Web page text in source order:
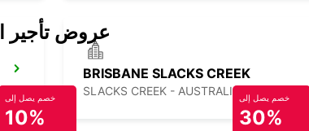
BRISBANE SLACKS CREEK
SLACKS CREEK - AUSTRALIA
عروض تأجير
خصم يصل إلى
10%
خصم يصل إلى
30%